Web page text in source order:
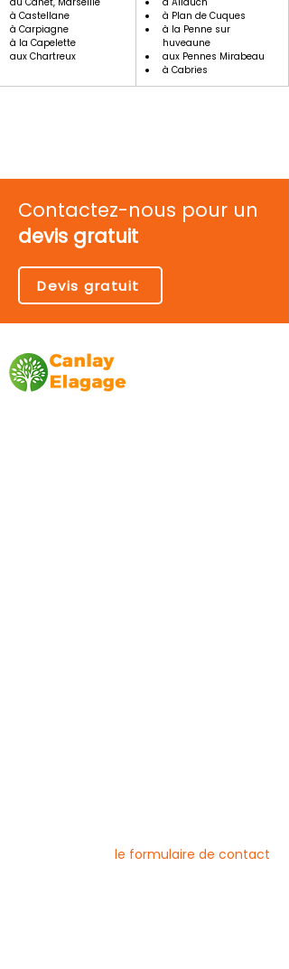
à Castellane
à Carpiagne
à la Capelette
aux Chartreux
à Plan de Cuques
à la Penne sur
huveaune
aux Pennes Mirabeau
à Cabries
Contactez-nous pour un
devis gratuit
Devis gratuit
le formulaire de contact